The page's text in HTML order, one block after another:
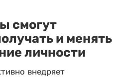
смогут
и менять
личности
внедряет